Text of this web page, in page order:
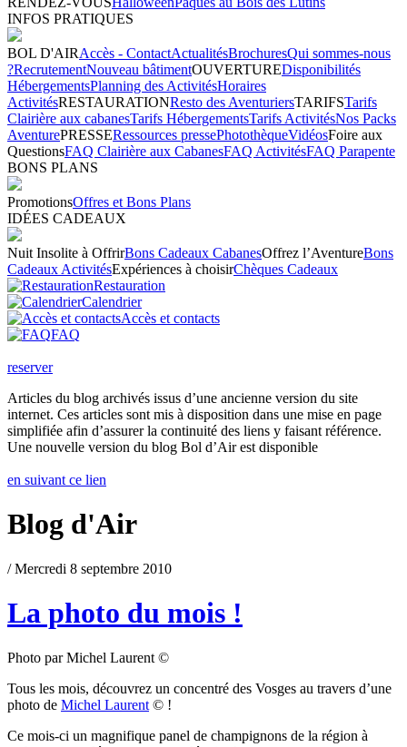
INFOS PRATIQUES
BOL D'AIRAccès - ContactActualitésBrochuresQui sommes-nous
?RecrutementNouveau bâtimentOUVERTUREDisponibilités
HébergementsPlanning des ActivitésHoraires
ActivitésRESTAURATIONResto des AventuriersTARIFSTarifs
Clairière aux cabanesTarifs HébergementsTarifs ActivitésNos Packs
AventurePRESSERessources pressePhotothèqueVidéosFoire aux
QuestionsFAQ Clairière aux CabanesFAQ ActivitésFAQ Parapente
BONS PLANS
PromotionsOffres et Bons Plans
IDÉES CADEAUX
Nuit Insolite à OffrirBons Cadeaux CabanesOffrez l’AventureBons
Cadeaux ActivitésExpériences à choisirChèques Cadeaux
Restauration
Calendrier
Accès et contacts
FAQ
reserver
Articles du blog archivés issus d’une ancienne version du site
internet. Ces articles sont mis à disposition dans une mise en page
simplifiée afin d’assurer la continuité des liens y faisant référence.
Une nouvelle version du blog Bol d’Air est disponible
en suivant ce lien
Blog d'Air
/ Mercredi 8 septembre 2010
La photo du mois !
Photo par Michel Laurent ©
Tous les mois, découvrez un concentré des Vosges au travers d’une
photo de Michel Laurent © !
Ce mois-ci un magnifique panel de champignons de la région à